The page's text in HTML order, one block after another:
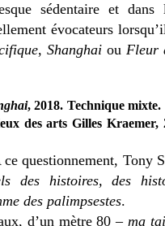
sédentaire et dans
évocateurs
, Shanghai ou Fleur
, 2018. Technique mixte.
des arts Gilles Kraemer,
questionnement, Tony
des histoires, des
des palimpsestes.
d’un mètre 80 –ma